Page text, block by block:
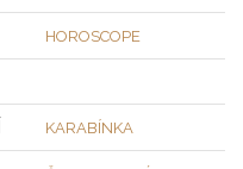
HOROSCOPE
KARABÍNKA